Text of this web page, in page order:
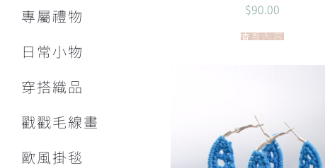
專屬禮物
日常小物
穿搭織品
戳戳毛線畫
歐風掛毯
$90.00
查看內容